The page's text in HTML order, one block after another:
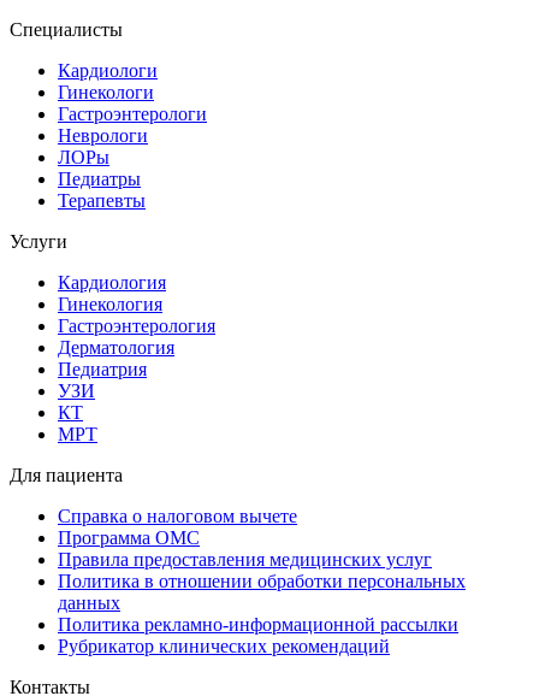
Специалисты
Кардиологи
Гинекологи
Гастроэнтерологи
Неврологи
ЛОРы
Педиатры
Терапевты
Услуги
Кардиология
Гинекология
Гастроэнтерология
Дерматология
Педиатрия
УЗИ
КТ
МРТ
Для пациента
Справка о налоговом вычете
Программа ОМС
Правила предоставления медицинских услуг
Политика в отношении обработки персональных
данных
Политика рекламно-информационной рассылки
Рубрикатор клинических рекомендаций
Контакты